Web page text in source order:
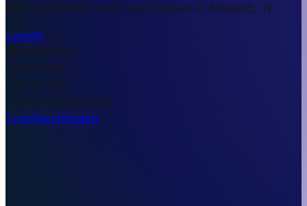
Adilabad Airfield ist ein Geschlossen in Adilabad, IN.
LandIN
StadtAdilabad
Lat19.6648
Lng78.5495
TimezoneAsia/Dubai
TypeGeschlossen